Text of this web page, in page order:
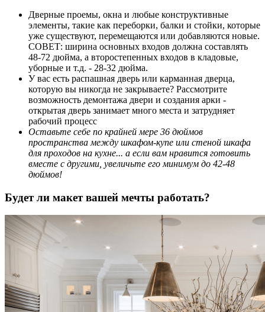
Дверные проемы, окна и любые конструктивные
элементы, такие как переборки, балки и стойки, которые
уже существуют, перемещаются или добавляются новые.
СОВЕТ: ширина основных входов должна составлять
48-72 дюйма, а второстепенных входов в кладовые,
уборные и т.д. - 28-32 дюйма.
У вас есть распашная дверь или карманная дверца,
которую вы никогда не закрываете? Рассмотрите
возможность демонтажа двери и создания арки -
открытая дверь занимает много места и затрудняет
рабочий процесс
Оставьте себе по крайней мере 36 дюймов
пространства между шкафом-купе или стеной шкафа
для проходов на кухне... а если вам нравится готовить
вместе с другими, увеличьте его минимум до 42-48
дюймов!
Будет ли макет вашей мечты работать?